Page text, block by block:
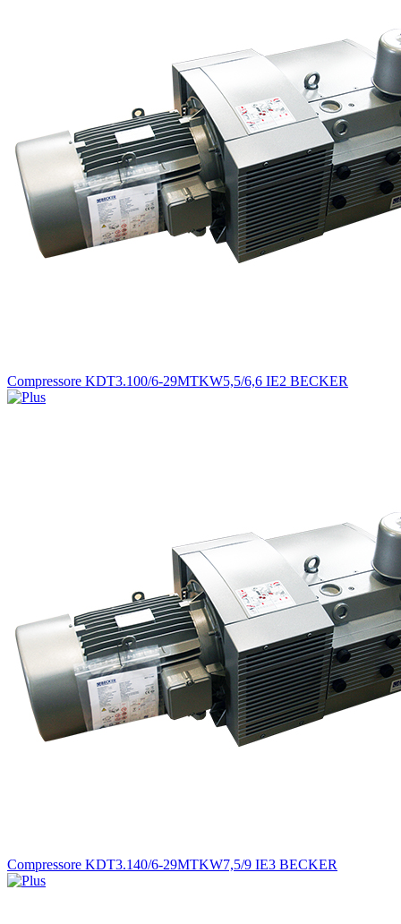
Compressore KDT3.100/6-29MTKW5,5/6,6 IE2 BECKER
Compressore KDT3.140/6-29MTKW7,5/9 IE3 BECKER